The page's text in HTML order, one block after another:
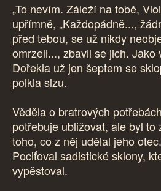
„To nevím. Záleží na tobě,
upřímně, „Každopádně...,
před tebou, se už nikdy
omrzeli..., zbavil se jich. Jako
Dořekla už jen šeptem se
polkla slzu.
Věděla o bratrových
potřebuje ubližovat, ale byl to
toho, co z něj udělal jeho otec.
Pociťoval sadistické sklony,
vypěstoval.